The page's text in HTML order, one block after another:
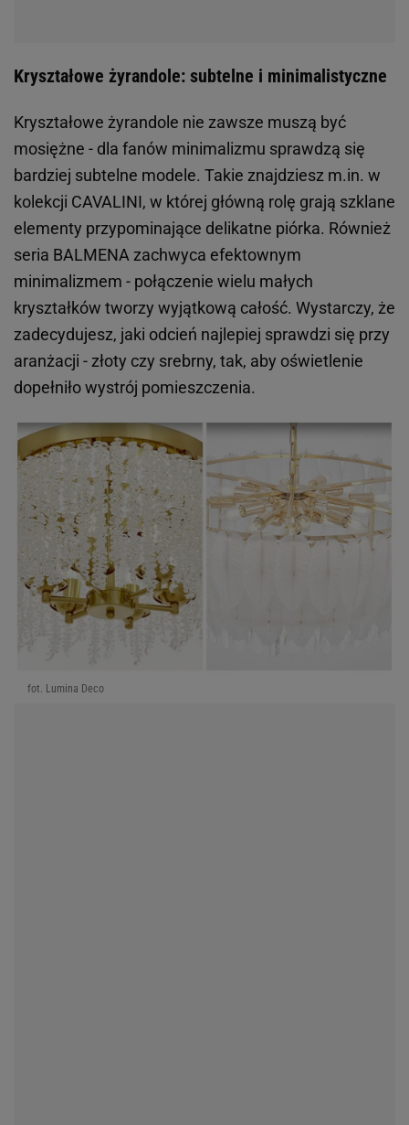
Kryształowe żyrandole: subtelne i minimalistyczne
Kryształowe żyrandole nie zawsze muszą być
mosiężne - dla fanów minimalizmu sprawdzą się
bardziej subtelne modele. Takie znajdziesz m.in. w
kolekcji CAVALINI, w której główną rolę grają szklane
elementy przypominające delikatne piórka. Również
seria BALMENA zachwyca efektownym
minimalizmem - połączenie wielu małych
kryształków tworzy wyjątkową całość. Wystarczy, że
zadecydujesz, jaki odcień najlepiej sprawdzi się przy
aranżacji - złoty czy srebrny, tak, aby oświetlenie
dopełniło wystrój pomieszczenia.
fot. Lumina Deco